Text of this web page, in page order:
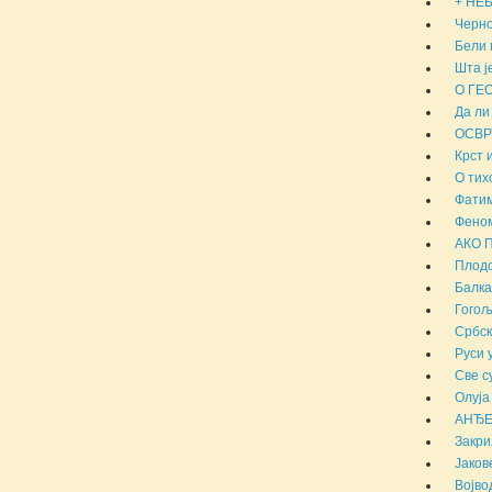
Бели
Шта
О
Да ли
Крст
О
АКО
Руси
Све